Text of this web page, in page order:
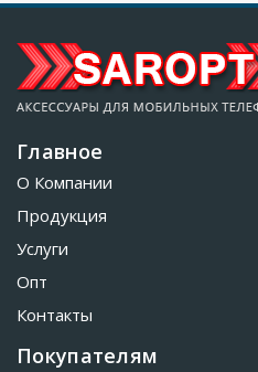
Главное
О Компании
Продукция
Услуги
Опт
Контакты
Покупателям